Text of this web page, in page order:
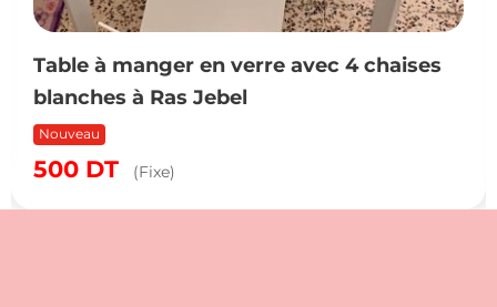
Table à manger en verre avec 4 chaises
blanches à Ras Jebel
Nouveau
500 DT (Fixe)